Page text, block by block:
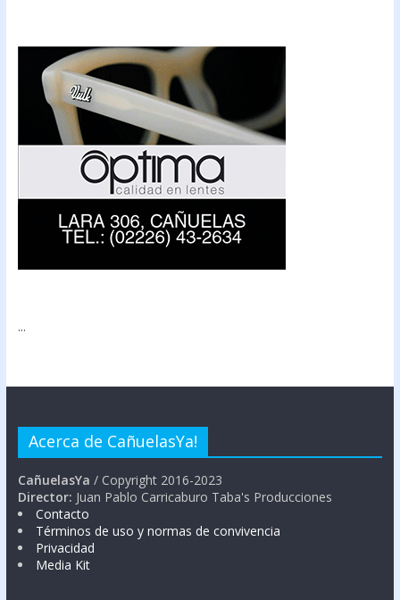
...
Acerca de CañuelasYa!
CañuelasYa / Copyright 2016-2023
Director: Juan Pablo Carricaburo Taba's Producciones
Contacto
Términos de uso y normas de convivencia
Privacidad
Media Kit